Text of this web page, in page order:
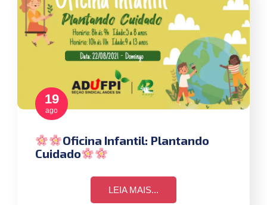
19
ago
Oficina Infantil: Plantando
Cuidado
LEIA MAIS...